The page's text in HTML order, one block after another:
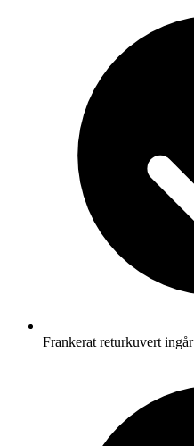
Frankerat returkuvert ingår